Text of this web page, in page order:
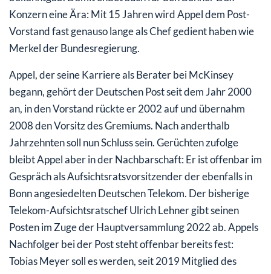
Konzern eine Ära: Mit 15 Jahren wird Appel dem Post-
Vorstand fast genauso lange als Chef gedient haben wie
Merkel der Bundesregierung.
Appel, der seine Karriere als Berater bei McKinsey
begann, gehört der Deutschen Post seit dem Jahr 2000
an, in den Vorstand rückte er 2002 auf und übernahm
2008 den Vorsitz des Gremiums. Nach anderthalb
Jahrzehnten soll nun Schluss sein. Gerüchten zufolge
bleibt Appel aber in der Nachbarschaft: Er ist offenbar im
Gespräch als Aufsichtsratsvorsitzender der ebenfalls in
Bonn angesiedelten Deutschen Telekom. Der bisherige
Telekom-Aufsichtsratschef Ulrich Lehner gibt seinen
Posten im Zuge der Hauptversammlung 2022 ab. Appels
Nachfolger bei der Post steht offenbar bereits fest:
Tobias Meyer soll es werden, seit 2019 Mitglied des